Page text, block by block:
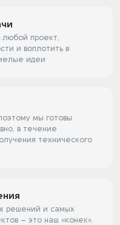
проект,
и воплотить в
идеи
мы готовы
в течение
технического
решений и самых
– это наш «конек».